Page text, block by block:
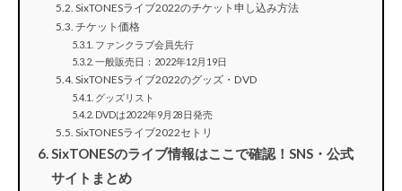
SixTONESライブ2022のチケット申し込み方法
チケット価格
ファンクラブ会員先行
一般販売日：2022年12月19日
SixTONESライブ2022のグッズ・DVD
グッズリスト
DVDは2022年9月28日発売
SixTONESライブ2022セトリ
SixTONESのライブ情報はここで確認！SNS・公式
サイトまとめ